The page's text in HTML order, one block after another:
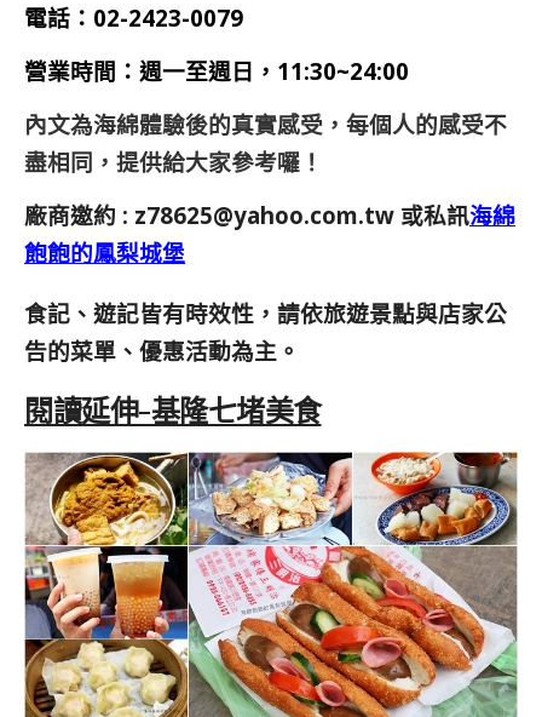
電話： 02-2423-0079
營業時間： 週一至週日，11:30~24:00
內文為海綿體驗後的真實感受，每個人的感受不
盡相同，提供給大家參考囉！
廠商邀約 : z78625@yahoo.com.tw 或私訊海綿
飽飽的鳳梨城堡
食記、遊記皆有時效性，請依旅遊景點與店家公
告的菜單、優惠活動為主。
閱讀延伸-基隆七堵美食